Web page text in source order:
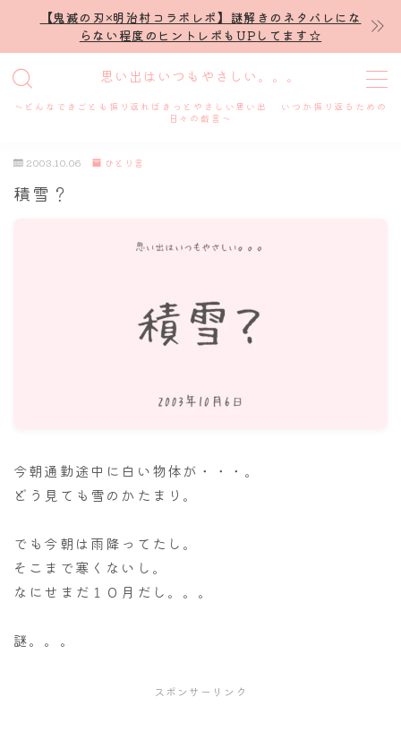
【鬼滅の刃×明治村コラボレポ】謎解きのネタバレにな
らない程度のヒントレポもUPしてます☆
思い出はいつもやさしい。。。
～どんなできごとも振り返ればきっとやさしい思い出 いつか振り返るための
日々の戯言～
MENU
プロフィール
2003.10.06 ひとり言
積雪？
今朝通勤途中に白い物体が・・・。
どう見ても雪のかたまり。
でも今朝は雨降ってたし。
そこまで寒くないし。
なにせまだ１０月だし。。。
謎。。。
スポンサーリンク